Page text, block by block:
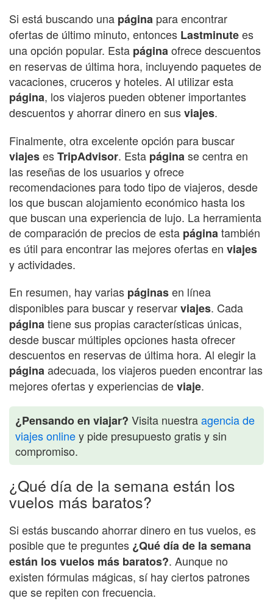
Si está buscando una página para encontrar
ofertas de último minuto, entonces Lastminutees
una opción popular. Esta páginaofrece descuentos
en reservas de última hora, incluyendo paquetes de
vacaciones, cruceros y hoteles. Al utilizar esta
página, los viajeros pueden obtener importantes
descuentos y ahorrar dinero en susviajes.
Finalmente, otra excelente opción para buscar
viajesesTripAdvisor. Esta páginase centra en
las reseñas de los usuarios y ofrece
recomendaciones para todo tipo de viajeros, desde
los que buscan alojamiento económico hasta los
que buscan una experiencia de lujo. La herramienta
de comparación de precios de esta páginatambién
es útil para encontrar las mejores ofertas en viajes
y actividades.
En resumen, hay varias páginasen línea
disponibles para buscar y reservarviajes. Cada
páginatiene sus propias características únicas,
desde buscar múltiples opciones hasta ofrecer
descuentos en reservas de última hora. Al elegir la
páginaadecuada, los viajeros pueden encontrar las
mejores ofertas y experiencias deviaje.
¿Pensando en viajar? Visita nuestraagencia de
viajes onliney pide presupuesto gratis y sin
compromiso.
¿Qué día de la semana están los
vuelos más baratos?
Si estás buscando ahorrar dinero en tus vuelos, es
posible que te preguntes ¿Qué día de la semana
están los vuelos más baratos?. Aunque no
existen fórmulas mágicas, sí hay ciertos patrones
que se repiten con frecuencia.